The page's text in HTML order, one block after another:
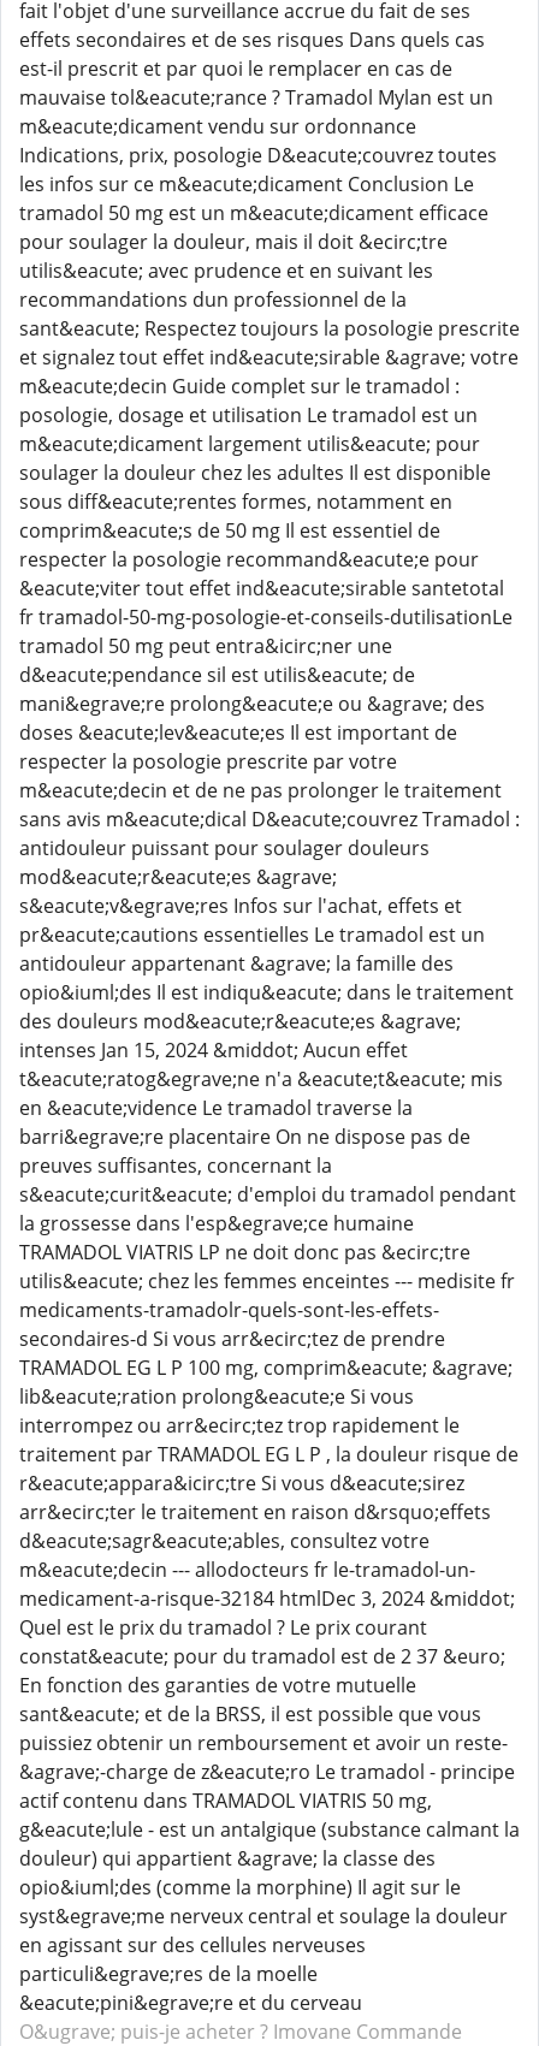
fait l'objet d'une surveillance accrue du fait de ses
effets secondaires et de ses risques Dans quels cas
est-il prescrit et par quoi le remplacer en cas de
mauvaise tol&eacute;rance ? Tramadol Mylan est un
m&eacute;dicament vendu sur ordonnance
Indications, prix, posologie D&eacute;couvrez toutes
les infos sur ce m&eacute;dicament Conclusion Le
tramadol 50 mg est un m&eacute;dicament efficace
pour soulager la douleur, mais il doit &ecirc;tre
utilis&eacute; avec prudence et en suivant les
recommandations dun professionnel de la
sant&eacute; Respectez toujours la posologie prescrite
et signalez tout effet ind&eacute;sirable &agrave; votre
m&eacute;decin Guide complet sur le tramadol :
posologie, dosage et utilisation Le tramadol est un
m&eacute;dicament largement utilis&eacute; pour
soulager la douleur chez les adultes Il est disponible
sous diff&eacute;rentes formes, notamment en
comprim&eacute;s de 50 mg Il est essentiel de
respecter la posologie recommand&eacute;e pour
&eacute;viter tout effet ind&eacute;sirable santetotal
fr tramadol-50-mg-posologie-et-conseils-dutilisationLe
tramadol 50 mg peut entra&icirc;ner une
d&eacute;pendance sil est utilis&eacute; de
mani&egrave;re prolong&eacute;e ou &agrave; des
doses &eacute;lev&eacute;es Il est important de
respecter la posologie prescrite par votre
m&eacute;decin et de ne pas prolonger le traitement
sans avis m&eacute;dical D&eacute;couvrez Tramadol :
antidouleur puissant pour soulager douleurs
mod&eacute;r&eacute;es &agrave;
s&eacute;v&egrave;res Infos sur l'achat, effets et
pr&eacute;cautions essentielles Le tramadol est un
antidouleur appartenant &agrave; la famille des
opio&iuml;des Il est indiqu&eacute; dans le traitement
des douleurs mod&eacute;r&eacute;es &agrave;
intenses Jan 15, 2024 &middot; Aucun effet
t&eacute;ratog&egrave;ne n'a &eacute;t&eacute; mis
en &eacute;vidence Le tramadol traverse la
barri&egrave;re placentaire On ne dispose pas de
preuves suffisantes, concernant la
s&eacute;curit&eacute; d'emploi du tramadol pendant
la grossesse dans l'esp&egrave;ce humaine
TRAMADOL VIATRIS LP ne doit donc pas &ecirc;tre
utilis&eacute; chez les femmes enceintes --- medisite fr
medicaments-tramadolr-quels-sont-les-effets-
secondaires-d Si vous arr&ecirc;tez de prendre
TRAMADOL EG L P 100 mg, comprim&eacute; &agrave;
lib&eacute;ration prolong&eacute;e Si vous
interrompez ou arr&ecirc;tez trop rapidement le
traitement par TRAMADOL EG L P , la douleur risque de
r&eacute;appara&icirc;tre Si vous d&eacute;sirez
arr&ecirc;ter le traitement en raison d&rsquo;effets
d&eacute;sagr&eacute;ables, consultez votre
m&eacute;decin --- allodocteurs fr le-tramadol-un-
medicament-a-risque-32184 htmlDec 3, 2024 &middot;
Quel est le prix du tramadol ? Le prix courant
constat&eacute; pour du tramadol est de 2 37 &euro;
En fonction des garanties de votre mutuelle
sant&eacute; et de la BRSS, il est possible que vous
puissiez obtenir un remboursement et avoir un reste-
&agrave;-charge de z&eacute;ro Le tramadol - principe
actif contenu dans TRAMADOL VIATRIS 50 mg,
g&eacute;lule - est un antalgique (substance calmant la
douleur) qui appartient &agrave; la classe des
opio&iuml;des (comme la morphine) Il agit sur le
syst&egrave;me nerveux central et soulage la douleur
en agissant sur des cellules nerveuses
particuli&egrave;res de la moelle
&eacute;pini&egrave;re et du cerveau
O&ugrave; puis-je acheter ? Imovane Commande